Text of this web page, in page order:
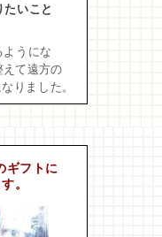
たいこと
ようにな
えて遠方の
りました。
ギフトに
。